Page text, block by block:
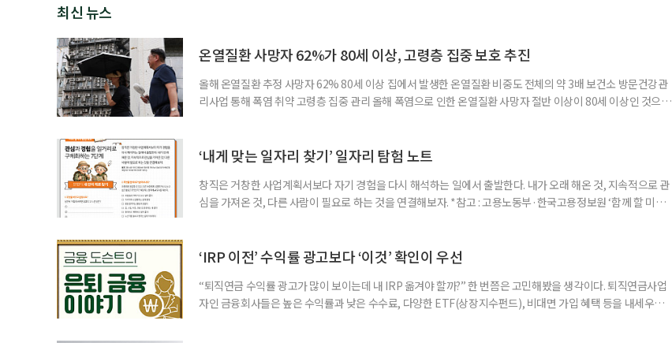
최신 뉴스
온열질환 사망자 62%가 80세 이상, 고령층 집중 보호 추진
올해 온열질환 추정 사망자 62% 80세 이상 집에서 발생한 온열질환 비중도 전체의 약 3배 보건소 방문건강관
리사업 통해 폭염 취약 고령층 집중 관리 올해 폭염으로 인한 온열질환 사망자 절반 이상이 80세 이상인 것으로
고령층은 825명(33.8%), 80세 이상은 300명(12.3%)으로 집계됐다. 연령별 환자 수
‘내게 맞는 일자리 찾기’ 일자리 탐험 노트
창직은 거창한 사업계획서보다 자기 경험을 다시 해석하는 일에서 출발한다. 내가 오래 해온 것, 지속적으로 관
심을 가져온 것, 다른 사람이 필요로 하는 것을 연결해보자. *참고 : 고용노동부·한국고용정보원 ‘함께 할 미래
2._______________ 3._______________ ▷ 그중 내가 직접 해볼 만
‘IRP 이전’ 수익률 광고보다 ‘이것’ 확인이 우선
“퇴직연금 수익률 광고가 많이 보이는데 내 IRP 옮겨야 할까?” 한 번쯤은 고민해봤을 생각이다. 퇴직연금사업
자인 금융회사들은 높은 수익률과 낮은 수수료, 다양한 ETF(상장지수펀드), 비대면 가입 혜택 등을 내세우며